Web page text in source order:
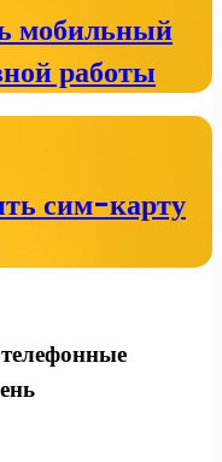
мобильный
работы
сим-карту